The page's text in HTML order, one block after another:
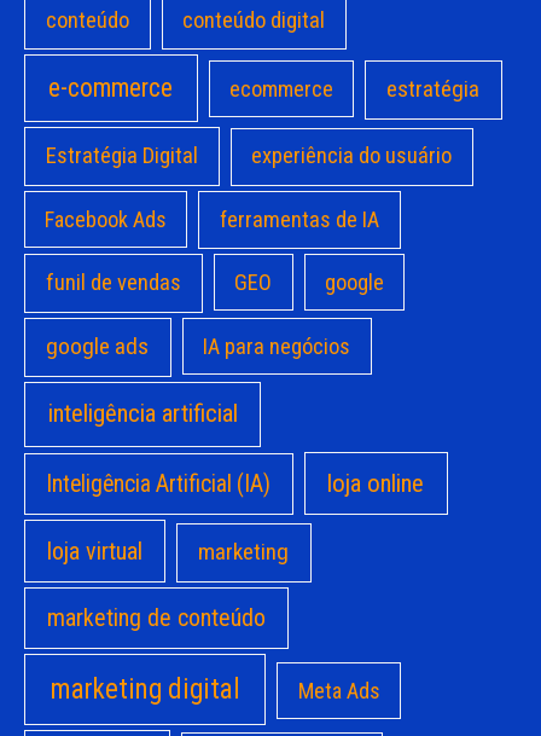
conteúdo conteúdo digital
e-commerce ecommerce estratégia
Estratégia Digital experiência do usuário
Facebook Ads ferramentas de IA
funil de vendas GEO google
google ads IA para negócios
inteligência artificial
Inteligência Artificial (IA) loja online
loja virtual marketing
marketing de conteúdo
marketing digital Meta Ads